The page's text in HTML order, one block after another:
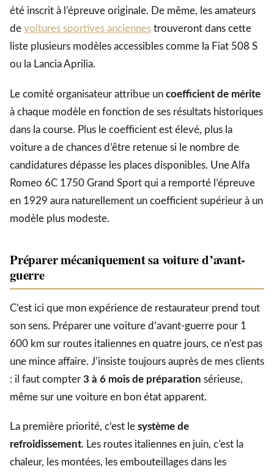
été inscrit à l’épreuve originale. De même, les amateurs
de voitures sportives anciennes trouveront dans cette
liste plusieurs modèles accessibles comme la Fiat 508 S
ou la Lancia Aprilia.
Le comité organisateur attribue un coefficient de mérite
à chaque modèle en fonction de ses résultats historiques
dans la course. Plus le coefficient est élevé, plus la
voiture a de chances d’être retenue si le nombre de
candidatures dépasse les places disponibles. Une Alfa
Romeo 6C 1750 Grand Sport qui a remporté l’épreuve
en 1929 aura naturellement un coefficient supérieur à un
modèle plus modeste.
Préparer mécaniquement sa voiture d’avant-
guerre
C’est ici que mon expérience de restaurateur prend tout
son sens. Préparer une voiture d’avant-guerre pour 1
600 km sur routes italiennes en quatre jours, ce n’est pas
une mince affaire. J’insiste toujours auprès de mes clients
: il faut compter 3 à 6 mois de préparation sérieuse,
même sur une voiture en bon état apparent.
La première priorité, c’est le système de
refroidissement. Les routes italiennes en juin, c’est la
chaleur, les montées, les embouteillages dans les